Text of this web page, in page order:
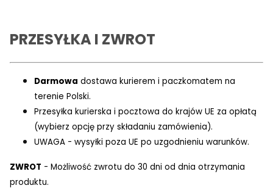
PRZESYŁKA I ZWROT
Darmowa dostawa kurierem i paczkomatem na
terenie Polski.
Przesyłka kurierska i pocztowa do krajów UE za opłatą
(wybierz opcję przy składaniu zamówienia).
UWAGA - wysyłki poza UE po uzgodnieniu warunków.
ZWROT - Możliwość zwrotu do 30 dni od dnia otrzymania
produktu.